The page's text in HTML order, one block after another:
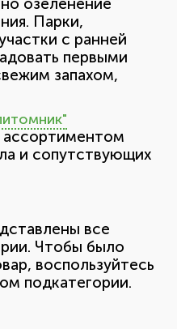
Парки,
с ранней
первыми
запахом,
ассортиментом
и сопутствующих
все
Чтобы было
воспользуйтесь
подкатегории.